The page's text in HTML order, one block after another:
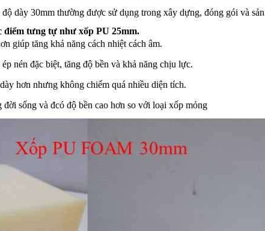
dày 30mm thường được sử dụng trong xây dựng, đóng gói và
điểm tưng tự như xốp PU 25mm.
giúp tăng khả năng cách nhiệt cách âm.
nén đặc biệt, tăng độ bền và khả năng chịu lực.
hơn nhưng không chiếm quá nhiều diện tích.
sống và đcó độ bền cao hơn so với loại xốp mỏng